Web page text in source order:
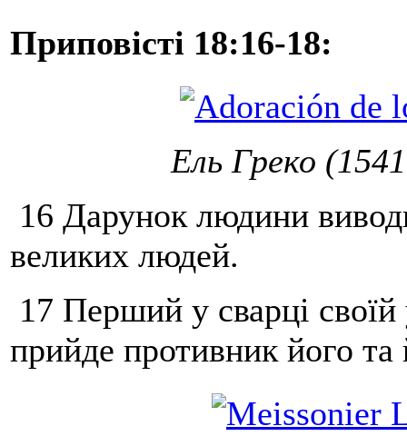
Приповісті 18:16-18:
Ель Греко
16 Дарунок людини
великих людей.
17 Перший у сварці
прийде противник його та